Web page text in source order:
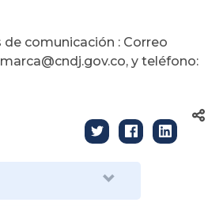
de comunicación : Correo
y teléfono: